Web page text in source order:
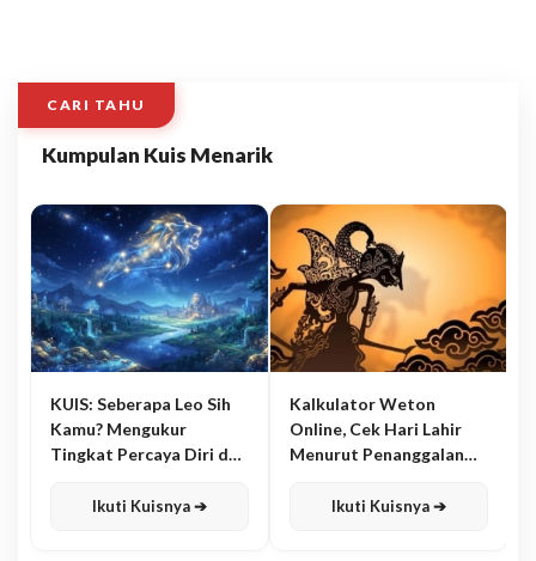
CARI TAHU
Kumpulan Kuis Menarik
KUIS: Seberapa Leo Sih
Kamu? Mengukur
Tingkat Percaya Diri dan
Ikuti Kuisnya ➔
Kalkulator Weton
Online, Cek Hari Lahir
Menurut Penanggalan
Ikuti Kuisnya ➔